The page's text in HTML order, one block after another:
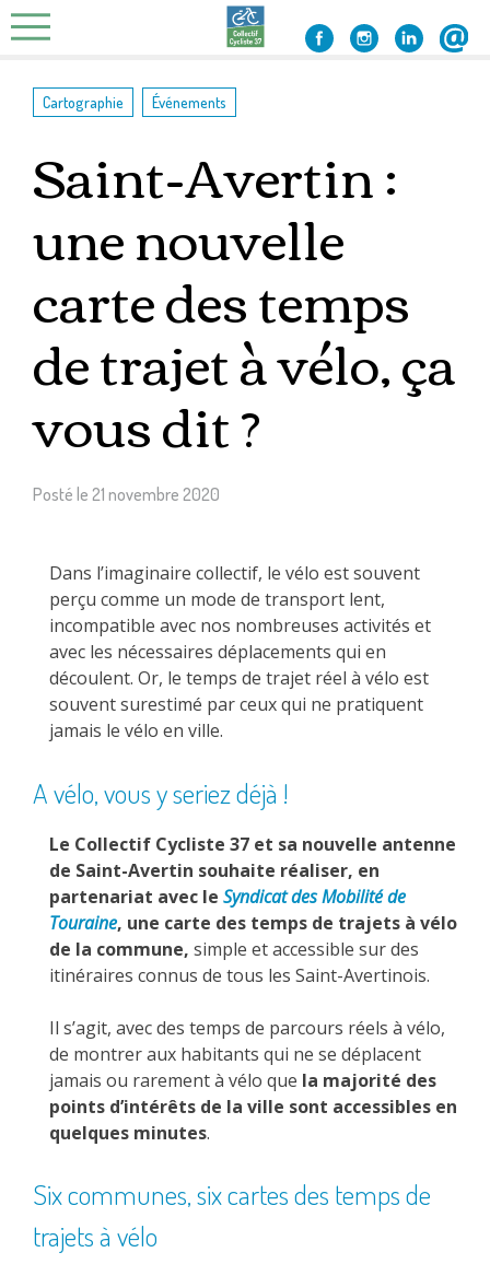
Skip
to
Cartographie Événements
Saint-Avertin :
une nouvelle
carte des temps
de trajet à vélo, ça
vous dit ?
Posté le 21 novembre 2020
Dans l’imaginaire collectif, le vélo est souvent
perçu comme un mode de transport lent,
incompatible avec nos nombreuses activités et
avec les nécessaires déplacements qui en
découlent. Or, le temps de trajet réel à vélo est
souvent surestimé par ceux qui ne pratiquent
jamais le vélo en ville.
A vélo, vous y seriez déjà !
Le Collectif Cycliste 37 et sa nouvelle antenne
de Saint-Avertin souhaite réaliser, en
partenariat avec le Syndicat des Mobilité de
Touraine, une carte des temps de trajets à vélo
de la commune, simple et accessible sur des
itinéraires connus de tous les Saint-Avertinois.
Il s’agit, avec des temps de parcours réels à vélo,
de montrer aux habitants qui ne se déplacent
jamais ou rarement à vélo que la majorité des
points d’intérêts de la ville sont accessibles en
quelques minutes.
Six communes, six cartes des temps de
trajets à vélo